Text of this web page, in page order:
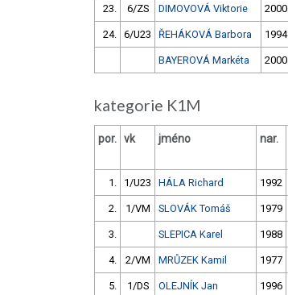
23. 6/ZS DIMOVOVÁ Viktorie 2000
24. 6/U23 ŘEHÁKOVÁ Barbora 1994
BAYEROVÁ Markéta 2000
kategorie K1M
por. vk jméno nar.
1. 1/U23 HÁLA Richard 1992
2. 1/VM SLOVÁK Tomáš 1979
3. SLEPICA Karel 1988
4. 2/VM MRŮZEK Kamil 1977
5. 1/DS OLEJNÍK Jan 1996